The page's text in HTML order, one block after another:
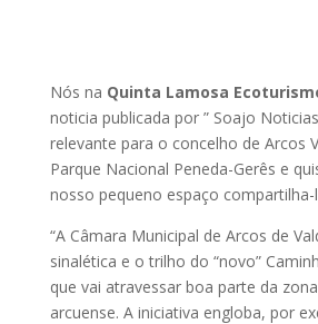
Nós na Quinta Lamosa
noticia publicada por ” Soajo
relevante para o concelho de Arcos
Parque Nacional Peneda-Gerês e
nosso pequeno espaço compartilha-
“A Câmara Municipal de Arcos de
sinalética e o trilho do “novo”
que vai atravessar boa parte da
arcuense. A iniciativa engloba, por